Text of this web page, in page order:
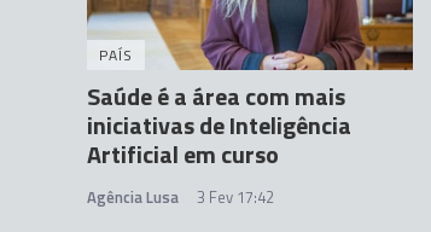
PAÍS
Saúde é a área com mais
iniciativas de Inteligência
Artificial em curso
Agência Lusa 3 Fev 17:42